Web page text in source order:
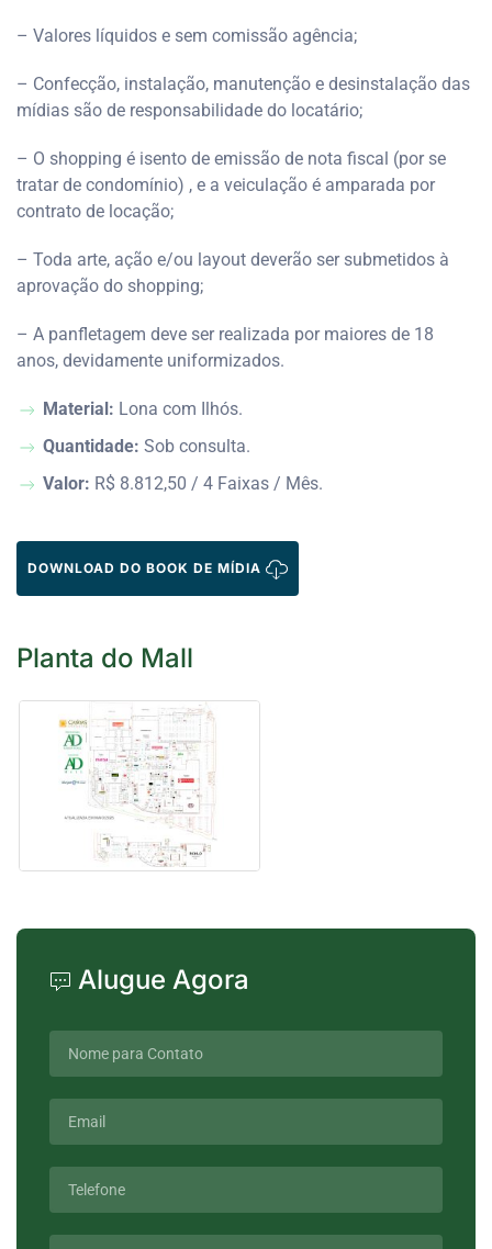
– Valores líquidos e sem comissão agência;
– Confecção, instalação, manutenção e desinstalação das
mídias são de responsabilidade do locatário;
– O shopping é isento de emissão de nota fiscal (por se
tratar de condomínio) , e a veiculação é amparada por
contrato de locação;
– Toda arte, ação e/ou layout deverão ser submetidos à
aprovação do shopping;
– A panfletagem deve ser realizada por maiores de 18
anos, devidamente uniformizados.
Material: Lona com Ilhós.
Quantidade: Sob consulta.
Valor: R$ 8.812,50 / 4 Faixas / Mês.
DOWNLOAD DO BOOK DE MÍDIA
Planta do Mall
Alugue Agora